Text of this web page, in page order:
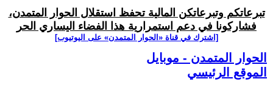
تبرعاتكم وتبرعاتكن المالية تحفظ استقلال الحوار المتمدن،
فشاركونا في دعم استمرارية هذا الفضاء اليساري الحر
[اشترك في قناة ‫«الحوار المتمدن» على اليوتيوب]
الحوار المتمدن - موبايل
الموقع الرئيسي